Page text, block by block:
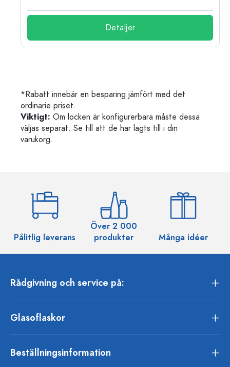
Detaljer
*Rabatt innebär en besparing jämfört med det
ordinarie priset.
Viktigt: Om locken är konfigurerbara måste dessa
väljas separat. Se till att de har lagts till i din
varukorg.
Pålitlig leverans
Över 2 000
produkter
Många idéer
Rådgivning och service på:
Glasoflaskor
Beställningsinformation